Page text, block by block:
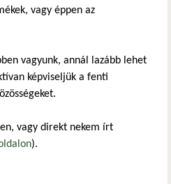
vagy éppen az
vagyunk, annál lazább lehet
képviseljük a fenti
vagy direkt nekem írt
).